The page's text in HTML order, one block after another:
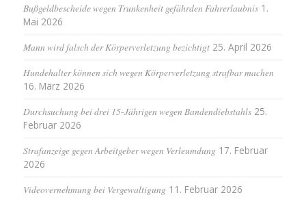
Bußgeldbescheide wegen Trunkenheit gefährden Fahrerlaubnis 1.
Mai 2026
Mann wird falsch der Körperverletzung bezichtigt 25. April 2026
Hundehalter können sich wegen Körperverletzung strafbar machen
16. März 2026
Durchsuchung bei drei 15-Jährigen wegen Bandendiebstahls 25.
Februar 2026
Strafanzeige gegen Arbeitgeber wegen Verleumdung 17. Februar
2026
Videovernehmung bei Vergewaltigung 11. Februar 2026